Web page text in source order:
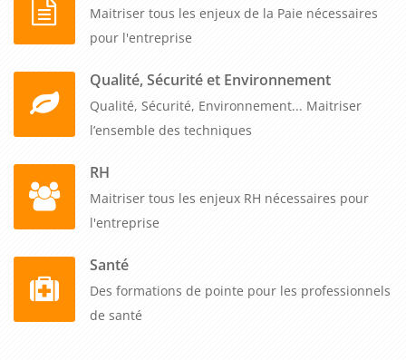
Maitriser tous les enjeux de la Paie nécessaires
pour l'entreprise
Qualité, Sécurité et Environnement
Qualité, Sécurité, Environnement... Maitriser
l’ensemble des techniques
RH
Maitriser tous les enjeux RH nécessaires pour
l'entreprise
Santé
Des formations de pointe pour les professionnels
de santé